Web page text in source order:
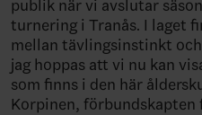
publik när vi avslutar
turnering i Tranås. I laget
mellan tävlingsinstinkt
jag hoppas att vi nu kan
som finns i den här
Korpinen, förbundskapten